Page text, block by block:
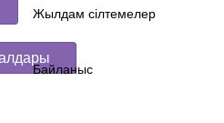
Жылдам сілтемелер
Байланыс